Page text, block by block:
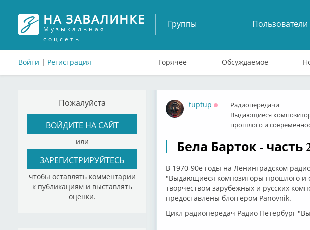
НА ЗАВАЛИНКЕ
Музыкальная
соцсеть
Войти | Регистрация
Группы Пользователи
Горячее Обсуждаемое
Пожалуйста
ВОЙДИТЕ НА САЙТ
или
ЗАРЕГИСТРИРУЙТЕСЬ
чтобы оставлять комментарии
к публикациям и выставлять
оценки.
tuptup
Оффлайн
Радиопередачи
Выдающиеся
прошлого и
Бела Барток - часть
В 1970-90е годы на Ленинградском
"Выдающиеся композиторы прошлого и
творчеством зарубежных и русских
предоставлены блоггером Panovnik.
Цикл радиопередач Радио Петербург